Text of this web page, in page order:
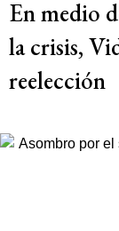
En medio
la crisis,
reelección